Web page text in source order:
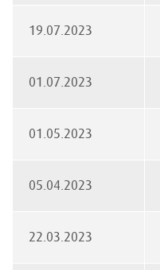
19.07.2023
01.07.2023
01.05.2023
05.04.2023
22.03.2023